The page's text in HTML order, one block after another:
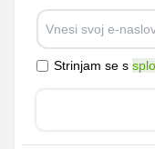
Strinjam se s